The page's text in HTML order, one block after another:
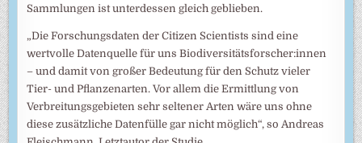
Sammlungen ist unterdessen gleich geblieben.
„Die Forschungsdaten der Citizen Scientists sind eine
wertvolle Datenquelle für uns Biodiversitätsforscher:innen
– und damit von großer Bedeutung für den Schutz vieler
Tier- und Pflanzenarten. Vor allem die Ermittlung von
Verbreitungsgebieten sehr seltener Arten wäre uns ohne
diese zusätzliche Datenfülle gar nicht möglich“, so Andreas